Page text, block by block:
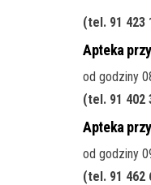
(tel. 91 423
Apteka
od godziny
(tel. 91 402
Apteka
od godziny
(tel. 91 462